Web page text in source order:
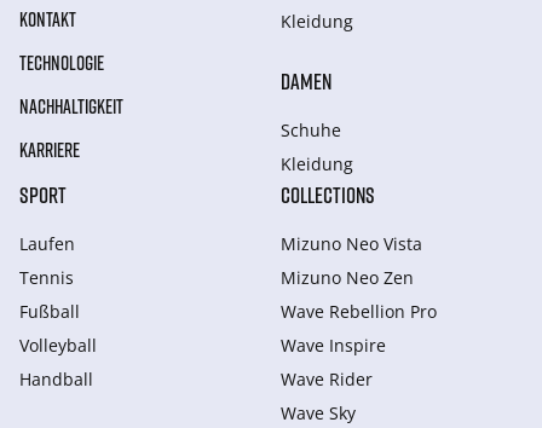
KONTAKT
TECHNOLOGIE
NACHHALTIGKEIT
KARRIERE
Kleidung
DAMEN
Schuhe
Kleidung
SPORT
Laufen
Tennis
Fußball
Volleyball
Handball
COLLECTIONS
Mizuno Neo Vista
Mizuno Neo Zen
Wave Rebellion Pro
Wave Inspire
Wave Rider
Wave Sky